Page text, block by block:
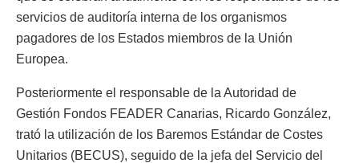
servicios de auditoría interna de los organismos
pagadores de los Estados miembros de la Unión
Europea.
Posteriormente el responsable de la Autoridad de
Gestión Fondos FEADER Canarias, Ricardo González,
trató la utilización de los Baremos Estándar de Costes
Unitarios (BECUS), seguido de la jefa del Servicio del